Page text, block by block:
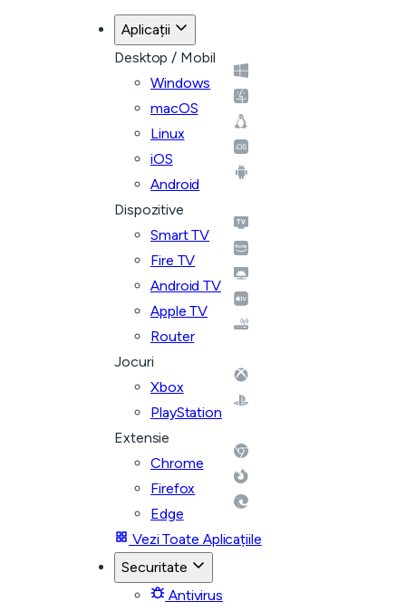
Aplicații
Desktop / Mobil
Windows
macOS
Linux
iOS
Android
Dispozitive
Smart TV
Fire TV
Android TV
Apple TV
Router
Jocuri
Xbox
PlayStation
Extensie
Chrome
Firefox
Edge
Vezi Toate Aplicațiile
Securitate
Antivirus